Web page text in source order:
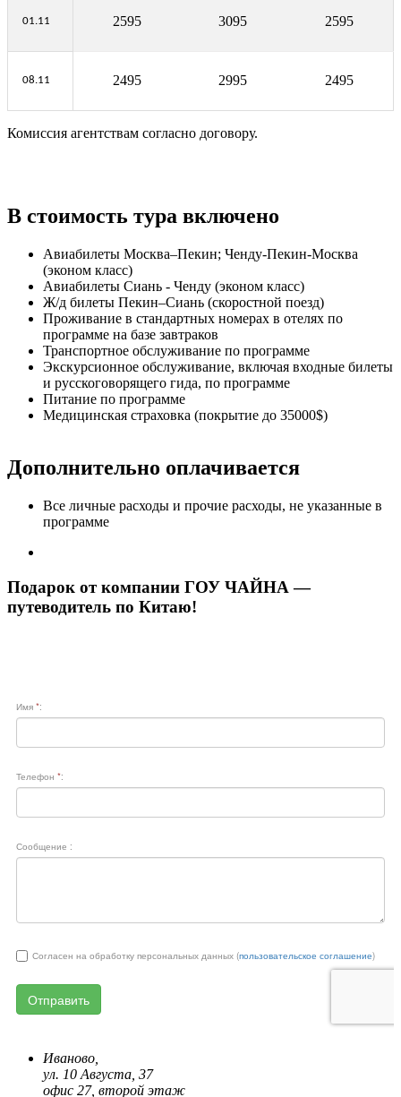
01.11 2595 3095 2595
08.11 2495 2995 2495
Комиссия агентствам согласно договору.
В стоимость тура включено
Авиабилеты Москва–Пекин; Ченду-Пекин-Москва
(эконом класс)
Авиабилеты Сиань - Ченду (эконом класс)
Ж/д билеты Пекин–Сиань (скоростной поезд)
Проживание в стандартных номерах в отелях по
программе на базе завтраков
Транспортное обслуживание по программе
Экскурсионное обслуживание, включая входные билеты
и русскоговорящего гида, по программе
Питание по программе
Медицинская страховка (покрытие до 35000$)
Дополнительно оплачивается
Все личные расходы и прочие расходы, не указанные в
программе
Подарок от компании ГОУ ЧАЙНА —
путеводитель по Китаю!
Иваново,
ул. 10 Августа, 37
офис 27, второй этаж